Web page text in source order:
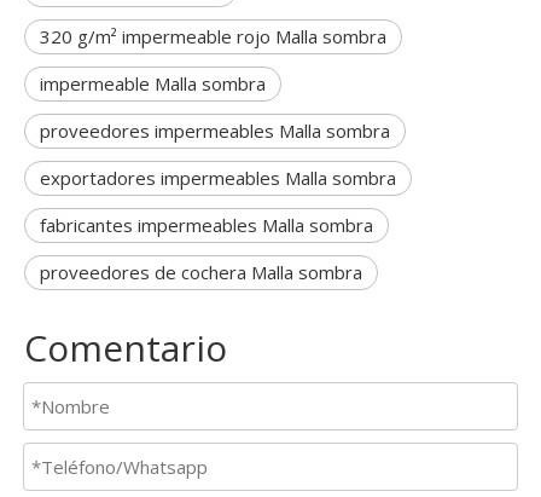
320 g/m² impermeable rojo Malla sombra
impermeable Malla sombra
proveedores impermeables Malla sombra
exportadores impermeables Malla sombra
fabricantes impermeables Malla sombra
proveedores de cochera Malla sombra
Comentario